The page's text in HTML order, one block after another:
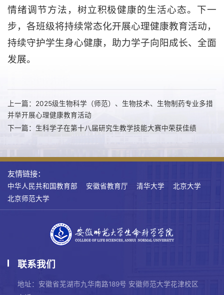
情绪调节方法，树立积极健康的生活心态。下一
步，各班级将持续常态化开展心理健康教育活动，
持续守护学生身心健康，助力学子向阳成长、全面
发展。
上一篇：2025级生物科学（师范）、生物技术、生物制药专业多措
并举开展心理健康教育活动
下一篇：生科学子在第十八届研究生教学技能大赛中荣获佳绩
友情链接：
中华人民共和国教育部 安徽省教育厅 清华大学
北京大学
北京师范大学
联系我们
地址：安徽省芜湖市九华南路189号 安徽师范大学花津校区